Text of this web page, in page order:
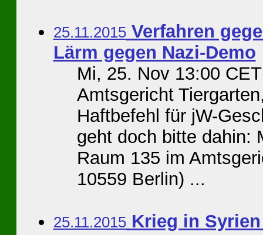
25.11.2015 Verfahren
Lärm gegen Nazi-Demo
Mi, 25. Nov 13:00
Amtsgericht
Haftbefehl für jW-
geht doch bitte dahin:
Raum 135 im
10559 Berlin) ...
25.11.2015 Krieg in